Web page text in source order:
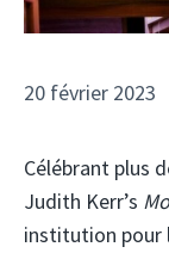
20 février 2023
Célébrant plus
Judith Kerr’s
institution pour